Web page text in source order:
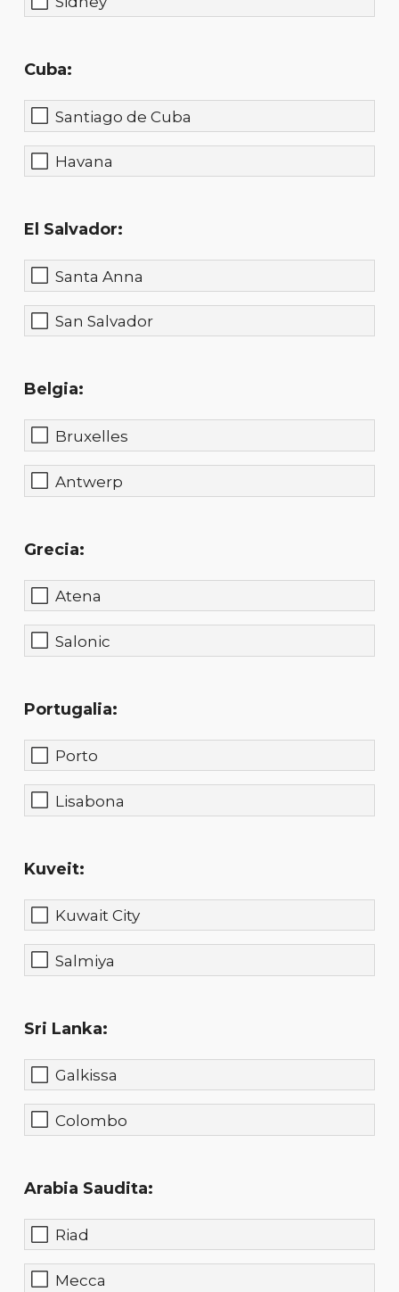
Cuba:
Santiago de Cuba
Havana
El Salvador:
Santa Anna
San Salvador
Belgia:
Bruxelles
Antwerp
Grecia:
Atena
Salonic
Portugalia:
Porto
Lisabona
Kuveit:
Kuwait City
Salmiya
Sri Lanka:
Galkissa
Colombo
Arabia Saudita:
Riad
Mecca